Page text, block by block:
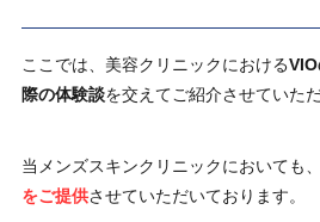
ここでは、美容クリニックにおける
際の体験談を交えてご紹介させていただ
当メンズスキンクリニックにおいても、
をご提供させていただいております。